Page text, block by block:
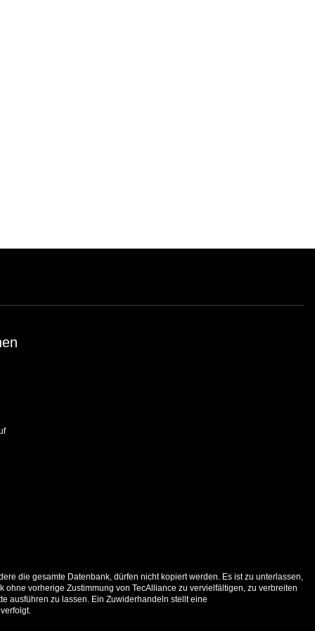
die gesamte Datenbank, dürfen nicht kopiert werden. Es ist zu unterlassen,
ohne vorherige Zustimmung von TecAlliance zu vervielfältigen, zu verbreiten
ausführen zu lassen. Ein Zuwiderhandeln stellt eine